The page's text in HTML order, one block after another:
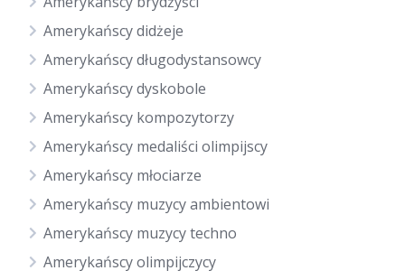
Amerykańscy didżeje
Amerykańscy długodystansowcy
Amerykańscy dyskobole
Amerykańscy kompozytorzy
Amerykańscy medaliści olimpijscy
Amerykańscy młociarze
Amerykańscy muzycy ambientowi
Amerykańscy muzycy techno
Amerykańscy olimpijczycy